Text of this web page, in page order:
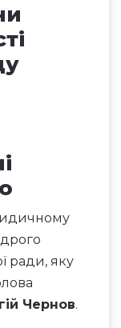
ради, яку
Чернов.